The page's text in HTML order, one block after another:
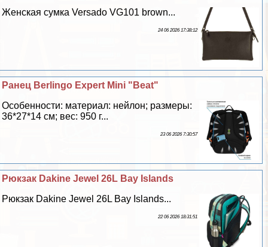
Женская сумка Versado VG101 brown...
24 06 2026 17:38:12
Ранец Berlingo Expert Mini "Beat"
Особенности: материал: нейлон; размеры:
36*27*14 см; вес: 950 г...
23 06 2026 7:30:57
Рюкзак Dakine Jewel 26L Bay Islands
Рюкзак Dakine Jewel 26L Bay Islands...
22 06 2026 18:31:51